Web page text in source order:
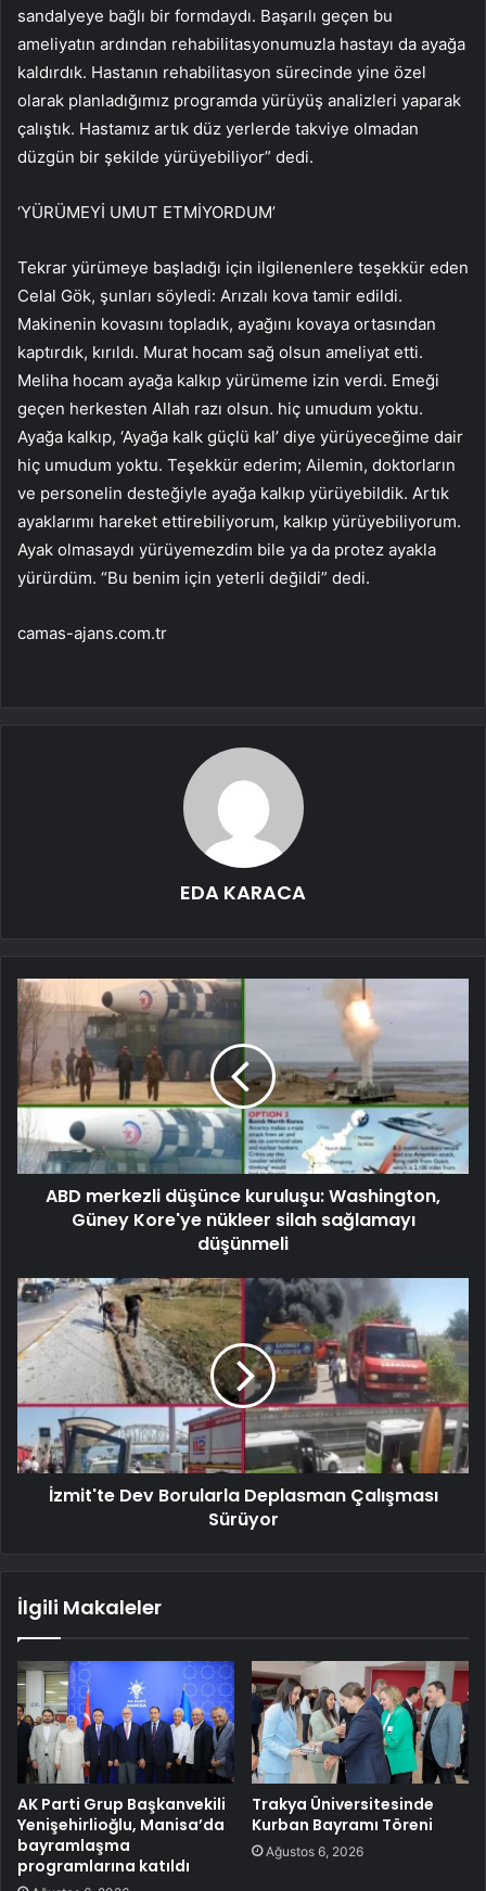
sandalyeye bağlı bir formdaydı. Başarılı geçen bu
ameliyatın ardından rehabilitasyonumuzla hastayı da ayağa
kaldırdık. Hastanın rehabilitasyon sürecinde yine özel
olarak planladığımız programda yürüyüş analizleri yaparak
çalıştık. Hastamız artık düz yerlerde takviye olmadan
düzgün bir şekilde yürüyebiliyor” dedi.
‘YÜRÜMEYİ UMUT ETMİYORDUM’
Tekrar yürümeye başladığı için ilgilenenlere teşekkür eden
Celal Gök, şunları söyledi: Arızalı kova tamir edildi.
Makinenin kovasını topladık, ayağını kovaya ortasından
kaptırdık, kırıldı. Murat hocam sağ olsun ameliyat etti.
Meliha hocam ayağa kalkıp yürümeme izin verdi. Emeği
geçen herkesten Allah razı olsun. hiç umudum yoktu.
Ayağa kalkıp, ‘Ayağa kalk güçlü kal’ diye yürüyeceğime dair
hiç umudum yoktu. Teşekkür ederim; Ailemin, doktorların
ve personelin desteğiyle ayağa kalkıp yürüyebildik. Artık
ayaklarımı hareket ettirebiliyorum, kalkıp yürüyebiliyorum.
Ayak olmasaydı yürüyemezdim bile ya da protez ayakla
yürürdüm. “Bu benim için yeterli değildi” dedi.
camas-ajans.com.tr
EDA KARACA
ABD merkezli düşünce kuruluşu: Washington,
Güney Kore'ye nükleer silah sağlamayı
düşünmeli
İzmit'te Dev Borularla Deplasman Çalışması
Sürüyor
İlgili Makaleler
AK Parti Grup Başkanvekili
Yenişehirlioğlu, Manisa’da
bayramlaşma
programlarına katıldı
Trakya Üniversitesinde
Kurban Bayramı Töreni
Ağustos 6, 2026